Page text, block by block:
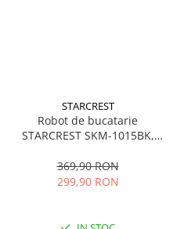
STARCREST
Robot de bucatarie
STARCREST SKM-1015BK,
Accesorii, 10 Viteze + Pulse,
Negru
369,90 RON
299,90 RON